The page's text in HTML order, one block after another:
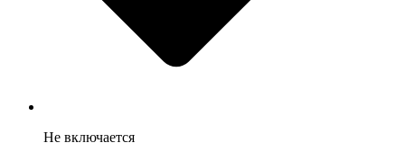
Не включается